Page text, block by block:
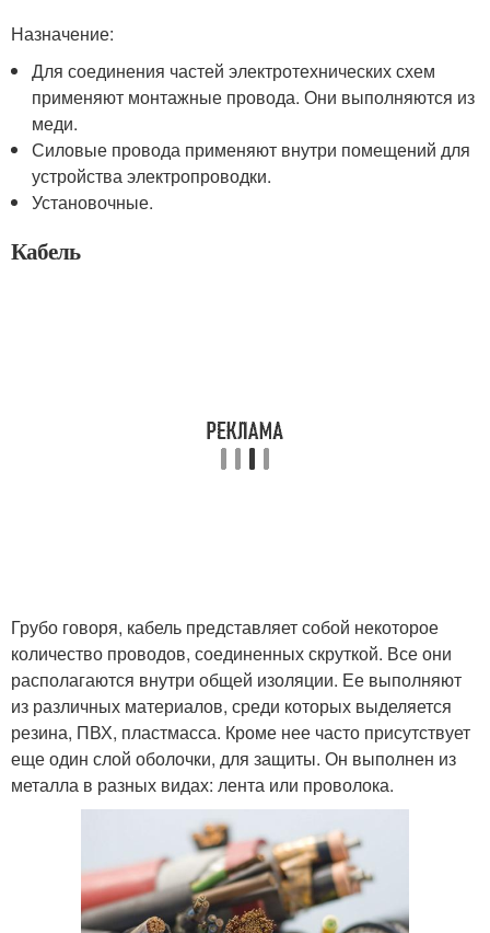
Назначение:
Для соединения частей электротехнических схем
применяют монтажные провода. Они выполняются из
меди.
Силовые провода применяют внутри помещений для
устройства электропроводки.
Установочные.
Кабель
Грубо говоря, кабель представляет собой некоторое
количество проводов, соединенных скруткой. Все они
располагаются внутри общей изоляции. Ее выполняют
из различных материалов, среди которых выделяется
резина, ПВХ, пластмасса. Кроме нее часто присутствует
еще один слой оболочки, для защиты. Он выполнен из
металла в разных видах: лента или проволока.